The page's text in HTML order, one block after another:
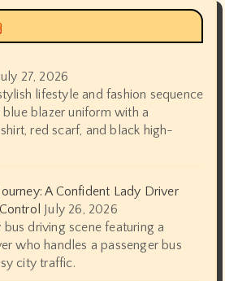
27, 2026
lifestyle and fashion sequence
blazer uniform with a
red scarf, and black high-
A Confident Lady Driver
July 26, 2026
driving scene featuring a
who handles a passenger bus
city traffic.